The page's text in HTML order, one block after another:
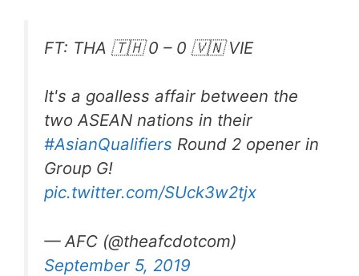
FT: THA 🇹🇭 0 – 0 🇻🇳 VIE
It's a goalless affair between the
two ASEAN nations in their
#AsianQualifiers Round 2 opener in
Group G!
pic.twitter.com/SUck3w2tjx
— AFC (@theafcdotcom)
September 5, 2019